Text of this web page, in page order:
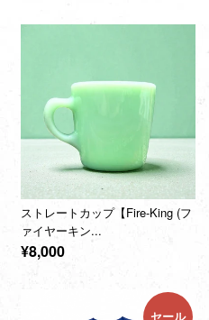
ストレートカップ【Fire-King (フ
ァイヤーキン...
通
¥8,000
セール